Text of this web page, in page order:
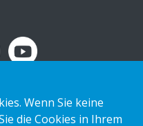
Wenn Sie keine
die Cookies in Ihrem